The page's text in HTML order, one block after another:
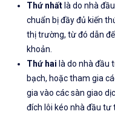
Thứ nhất là do nhà
chuẩn bị đầy đủ kiến
thị trường, từ đó dẫn
khoản.
Thứ hai là do nhà đầu
bạch, hoặc tham gia
gia vào các sàn giao
đích lôi kéo nhà đầu tư